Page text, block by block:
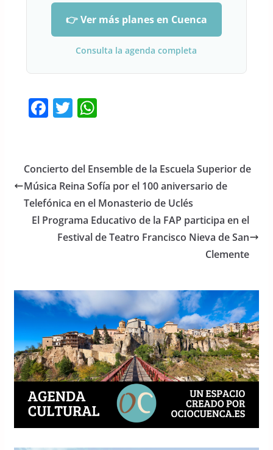
👉 Ver más planes en Cuenca
Consulta la agenda completa
F
e
b
o
o
k
T
er
W
s
A
p
p
Concierto del Ensemble de la Escuela Superior de
Música Reina Sofía por el 100 aniversario de
Telefónica en el Monasterio de Uclés
El Programa Educativo de la FAP participa en el
Festival de Teatro Francisco Nieva de San
Clemente